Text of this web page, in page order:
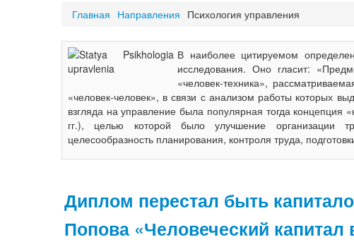
Главная Направления Психология управления
В наиболее цитируемом
исследования. Оно гласит:
«человек-техника»,
«человек-человек», в связи с анализом работы которых
взгляда на управление была популярная тогда
гг.), целью которой было улучшение организации
целесообразность планирования, контроля труда,
Диплом перестал быть
Попова «Человеческий